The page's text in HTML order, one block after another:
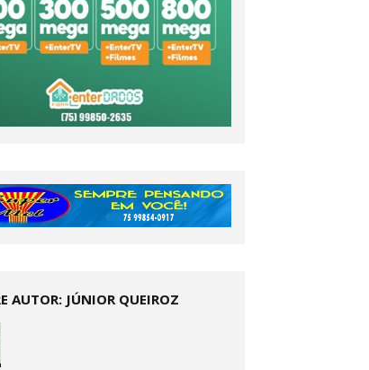
AUTOR: JÚNIOR QUEIROZ